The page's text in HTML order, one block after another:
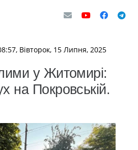
Вівторок, 15 Липня, 2025
у Житомирі:
на Покровській.